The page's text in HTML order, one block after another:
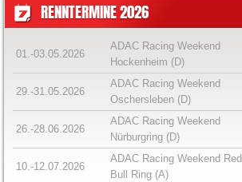
RENNTERMINE 2026
01.-03.05.2026
ADAC Racing Weekend
Hockenheim (D)
29.-31.05.2026
ADAC Racing Weekend
Oschersleben (D)
26.-28.06.2026
ADAC Racing Weekend
Nürburgring (D)
10.-12.07.2026
ADAC Racing Weekend Red
Bull Ring (A)